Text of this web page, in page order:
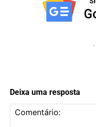
-
Deixa uma resposta